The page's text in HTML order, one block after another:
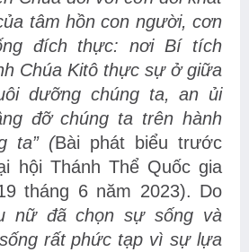
tâm hồn con người, cơn
đích thực: nơi Bí tích
Chúa Kitô thực sự ở giữa
dưỡng chúng ta, an ủi
đỡ chúng ta trên hành
ta” (Bài phát biểu trước
hội Thánh Thể Quốc gia
tháng 6 năm 2023). Do
nữ đã chọn sự sống và
rất phức tạp vì sự lựa